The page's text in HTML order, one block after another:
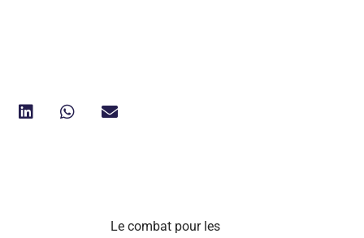
Le combat pour les